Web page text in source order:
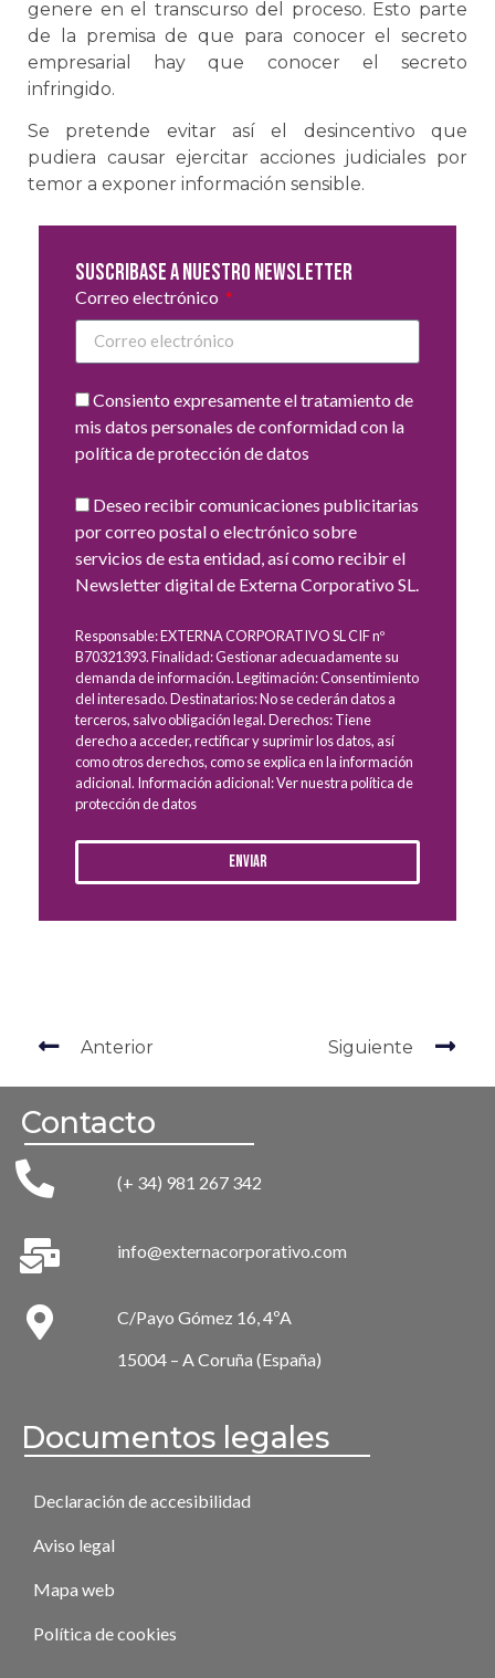
genere en el transcurso del proceso. Esto parte
de la premisa de que para conocer el secreto
empresarial hay que conocer el secreto
infringido.
Se pretende evitar así el desincentivo que
pudiera causar ejercitar acciones judiciales por
temor a exponer información sensible.
Suscribase a nuestro newsletter
Correo electrónico
Consiento expresamente el tratamiento de
mis datos personales de conformidad con la
política de protección de datos
Deseo recibir comunicaciones publicitarias
por correo postal o electrónico sobre
servicios de esta entidad, así como recibir el
Newsletter digital de Externa Corporativo SL.
Responsable: EXTERNA CORPORATIVO SL CIF nº
B70321393. Finalidad: Gestionar adecuadamente su
demanda de información. Legitimación: Consentimiento
del interesado. Destinatarios: No se cederán datos a
terceros, salvo obligación legal. Derechos: Tiene
derecho a acceder, rectificar y suprimir los datos, así
como otros derechos, como se explica en la información
adicional. Información adicional: Ver nuestra política de
protección de datos
Enviar
Anterior Siguiente
Contacto
(+ 34) 981 267 342
info@externacorporativo.com
C/Payo Gómez 16, 4ºA
15004 – A Coruña (España)
Documentos legales
Declaración de accesibilidad
Aviso legal
Mapa web
Política de cookies